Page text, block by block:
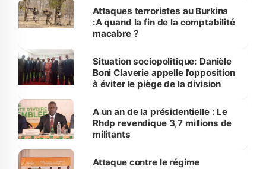
Attaques terroristes au Burkina
:A quand la fin de la comptabilité
macabre ?
Situation sociopolitique: Danièle
Boni Claverie appelle l’opposition
à éviter le piège de la division
A un an de la présidentielle : Le
Rhdp revendique 3,7 millions de
militants
Attaque contre le régime